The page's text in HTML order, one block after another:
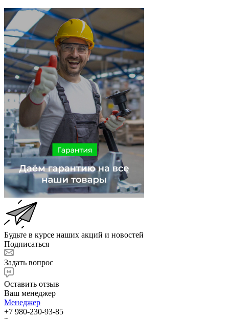
Будьте в курсе наших акций и новостей
Подписаться
Задать вопрос
Оставить отзыв
Ваш менеджер
Менеджер
+7 980-230-93-85